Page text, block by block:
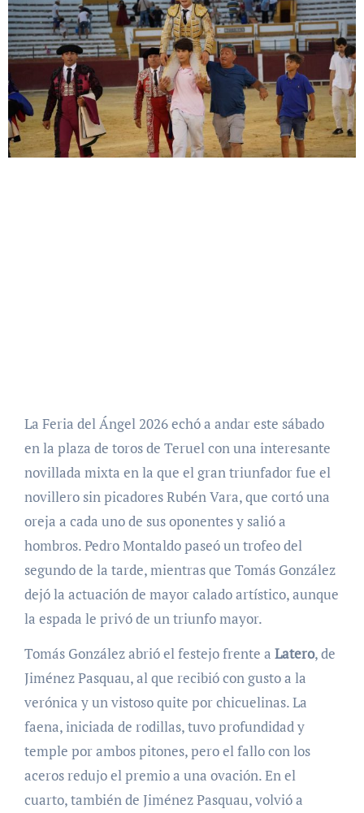
La Feria del Ángel 2026 echó a andar este sábado
en la plaza de toros de Teruel con una interesante
novillada mixta en la que el gran triunfador fue el
novillero sin picadores Rubén Vara, que cortó una
oreja a cada uno de sus oponentes y salió a
hombros. Pedro Montaldo paseó un trofeo del
segundo de la tarde, mientras que Tomás González
dejó la actuación de mayor calado artístico, aunque
la espada le privó de un triunfo mayor.
Tomás González abrió el festejo frente a Latero, de
Jiménez Pasquau, al que recibió con gusto a la
verónica y un vistoso quite por chicuelinas. La
faena, iniciada de rodillas, tuvo profundidad y
temple por ambos pitones, pero el fallo con los
aceros redujo el premio a una ovación. En el
cuarto, también de Jiménez Pasquau, volvió a